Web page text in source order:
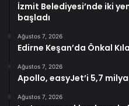
İzmit Belediyesi’nde iki
başladı
Ağustos 7, 2026
Edirne Keşan’da Önkal
Ağustos 7, 2026
Apollo, easyJet’i 5,7
Ağustos 7, 2026